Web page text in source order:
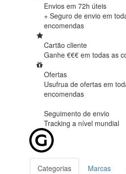
Envios em 72h úteis
+ Seguro de envio em
encomendas
Cartão cliente
Ganhe €€€ em todas as
Ofertas
Usufrua de ofertas em
encomendas
Seguimento de envio
Tracking a nível mundial
Categorias Marcas